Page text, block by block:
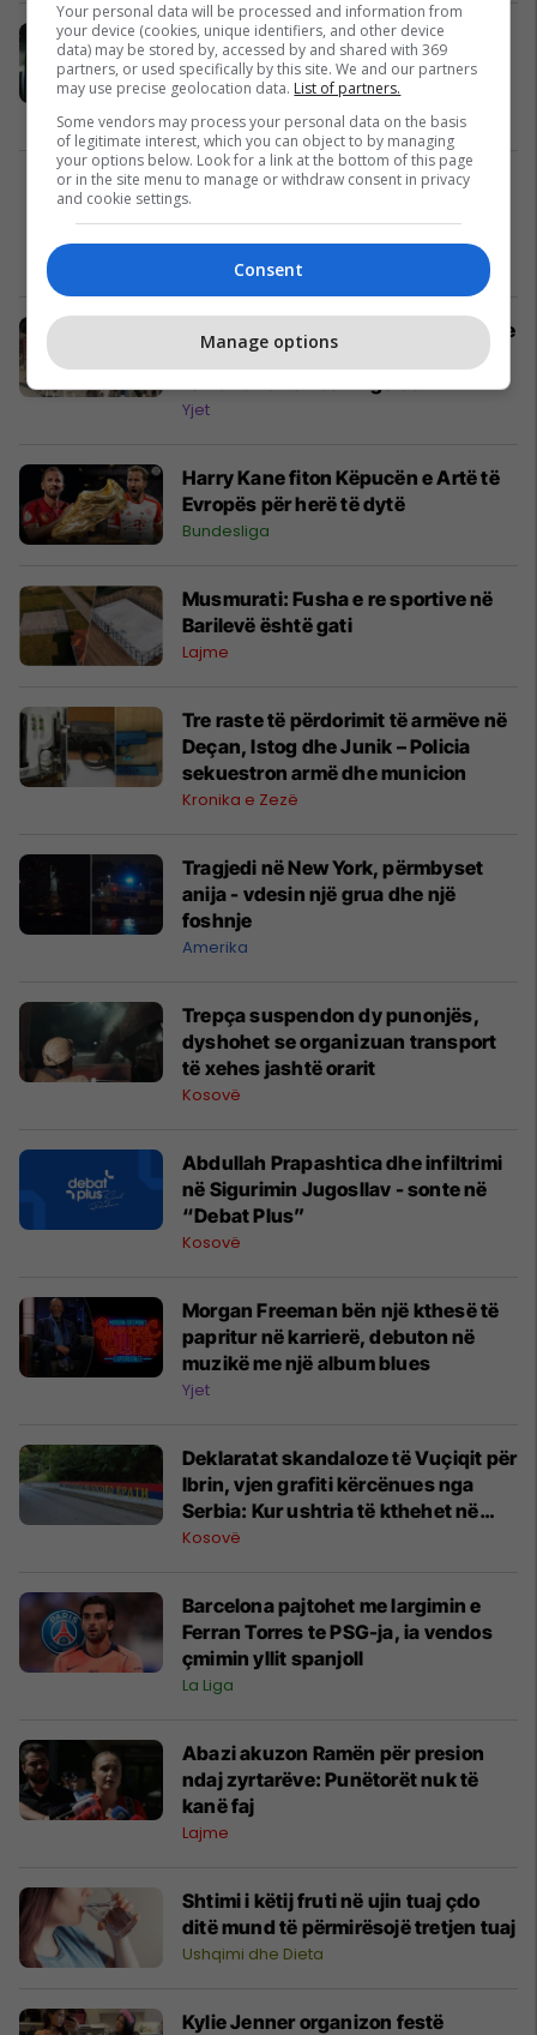
​Kurti: Po bëjmë përpjekje të arrijmë
marrëveshjet që t’i shmangim
zgjedhjet
Politikë
Dalje e rrallë për Jennifer Garner dhe
John Miller, çifti shijon një shëtitje
romantike në Los Angeles
Yjet
Harry Kane fiton Këpucën e Artë të
Evropës për herë të dytë
Bundesliga
Musmurati: Fusha e re sportive në
Barilevë është gati
Lajme
Tre raste të përdorimit të armëve në
Deçan, Istog dhe Junik – Policia
sekuestron armë dhe municion
Kronika e Zezë
Tragjedi në New York, përmbyset
anija - vdesin një grua dhe një
foshnje
Amerika
Trepça suspendon dy punonjës,
dyshohet se organizuan transport
të xehes jashtë orarit
Kosovë
Abdullah Prapashtica dhe infiltrimi
në Sigurimin Jugosllav - sonte në
“Debat Plus”
Kosovë
Morgan Freeman bën një kthesë të
papritur në karrierë, debuton në
muzikë me një album blues
Yjet
Deklaratat skandaloze të Vuçiqit për
Ibrin, vjen grafiti kërcënues nga
Serbia: Kur ushtria të kthehet në
Kosovë
Kosovë
Barcelona pajtohet me largimin e
Ferran Torres te PSG-ja, ia vendos
çmimin yllit spanjoll
La Liga
Abazi akuzon Ramën për presion
ndaj zyrtarëve: Punëtorët nuk të
kanë faj
Lajme
Shtimi i këtij fruti në ujin tuaj çdo
ditë mund të përmirësojë tretjen tuaj
Ushqimi dhe Dieta
Kylie Jenner organizon festë
Your personal data will be processed and information from
your device (cookies, unique identifiers, and other device
data) may be stored by, accessed by and shared with 369
partners, or used specifically by this site. We and our partners
may use precise geolocation data. List of partners.
Some vendors may process your personal data on the basis
of legitimate interest, which you can object to by managing
your options below. Look for a link at the bottom of this page
or in the site menu to manage or withdraw consent in privacy
and cookie settings.
Consent
Manage options